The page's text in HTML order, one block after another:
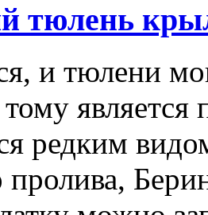
тюлень
и тюлени
является
редким
пролива,